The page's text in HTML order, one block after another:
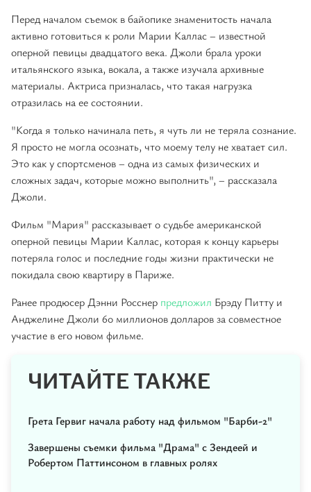
Перед началом съемок в байопике знаменитость начала
активно готовиться к роли Марии Каллас – известной
оперной певицы двадцатого века. Джоли брала уроки
итальянского языка, вокала, а также изучала архивные
материалы. Актриса призналась, что такая нагрузка
отразилась на ее состоянии.
"Когда я только начинала петь, я чуть ли не теряла сознание.
Я просто не могла осознать, что моему телу не хватает сил.
Это как у спортсменов – одна из самых физических и
сложных задач, которые можно выполнить", – рассказала
Джоли.
Фильм "Мария" рассказывает о судьбе американской
оперной певицы Марии Каллас, которая к концу карьеры
потеряла голос и последние годы жизни практически не
покидала свою квартиру в Париже.
Ранее продюсер Дэнни Росснер предложил Брэду Питту и
Анджелине Джоли 60 миллионов долларов за совместное
участие в его новом фильме.
ЧИТАЙТЕ ТАКЖЕ
Грета Гервиг начала работу над фильмом "Барби-2"
Завершены съемки фильма "Драма" с Зендеей и
Робертом Паттинсоном в главных ролях